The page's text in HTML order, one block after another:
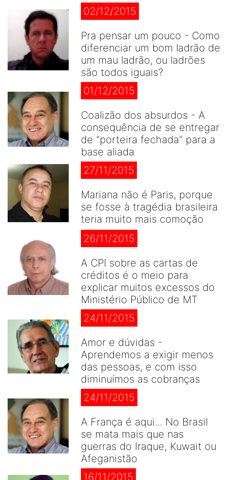
02/12/2015
Pra pensar um pouco - Como
diferenciar um bom ladrão de
um mau ladrão, ou ladrões
são todos iguais?
01/12/2015
Coalizão dos absurdos - A
consequência de se entregar
de "porteira fechada" para a
base aliada
27/11/2015
Mariana não é Paris, porque
se fosse à tragédia brasileira
teria muito mais comoção
26/11/2015
A CPI sobre as cartas de
créditos é o meio para
explicar muitos excessos do
Ministério Público de MT
24/11/2015
Amor e dúvidas -
Aprendemos a exigir menos
das pessoas, e com isso
diminuímos as cobranças
24/11/2015
A França é aqui... No Brasil
se mata mais que nas
guerras do Iraque, Kuwait ou
Afeganistão
16/11/2015